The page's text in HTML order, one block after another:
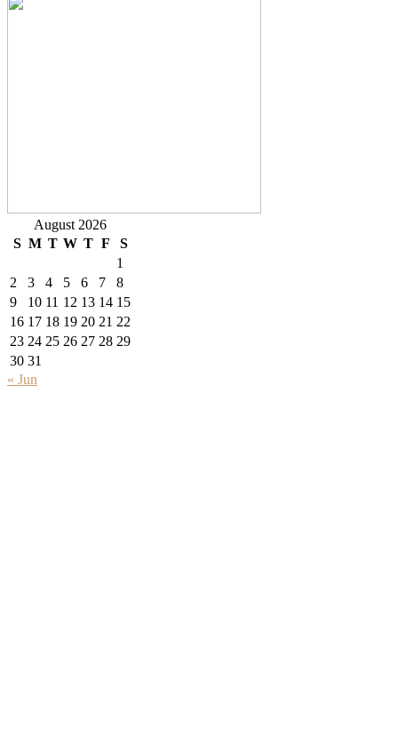
August 2026
S M T W T F
S
1
2
3 4 5 6 7
8
9
10 11 12 13 14 15
16 17 18 19 20 21 22
23 24 25 26 27 28 29
30 31
« Jun